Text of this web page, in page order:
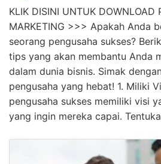
KLIK DISINI UNTUK DOWNLOAD
MARKETING >>> Apakah Anda
seorang pengusaha sukses?
tips yang akan membantu Anda
dalam dunia bisnis. Simak
pengusaha yang hebat! 1. Miliki
pengusaha sukses memiliki visi
yang ingin mereka capai.